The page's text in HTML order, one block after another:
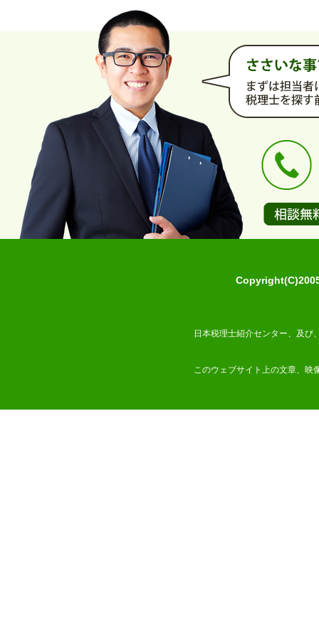
日本税理士紹介センター、及び
このウェブサイト上の文章、映